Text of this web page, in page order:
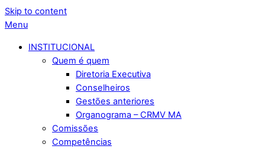
Skip to content
Menu
INSTITUCIONAL
Quem é quem
Diretoria Executiva
Conselheiros
Gestões anteriores
Organograma – CRMV MA
Comissões
Competências